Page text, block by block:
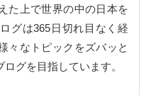
た上で世界の中の日本を
グは365日切れ目なく経
々なトピックをズバッと
グを目指しています。